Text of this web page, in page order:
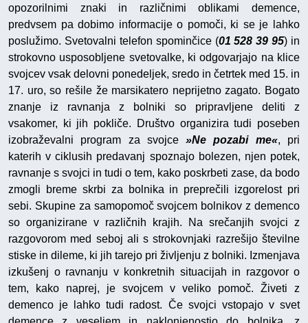
opozorilnimi znaki in različnimi oblikami demence,
predvsem pa dobimo informacije o pomoči, ki se je lahko
poslužimo. Svetovalni telefon spominčice (01 528 39 95) in
strokovno usposobljene svetovalke, ki odgovarjajo na klice
svojcev vsak delovni ponedeljek, sredo in četrtek med 15. in
17. uro, so rešile že marsikatero neprijetno zagato. Bogato
znanje iz ravnanja z bolniki so pripravljene deliti z
vsakomer, ki jih pokliče. Društvo organizira tudi poseben
izobraževalni program za svojce»Ne pozabi me«, pri
katerih v ciklusih predavanj spoznajo bolezen, njen potek,
ravnanje s svojci in tudi o tem, kako poskrbeti zase, da bodo
zmogli breme skrbi za bolnika in preprečili izgorelost pri
sebi. Skupine za samopomoč svojcem bolnikov z demenco
so organizirane v različnih krajih. Na srečanjih svojci z
razgovorom med seboj ali s strokovnjaki razrešijo številne
stiske in dileme, ki jih tarejo pri življenju z bolniki. Izmenjava
izkušenj o ravnanju v konkretnih situacijah in razgovor o
tem, kako naprej, je svojcem v veliko pomoč. Živeti z
demenco je lahko tudi radost. Če svojci vstopajo v svet